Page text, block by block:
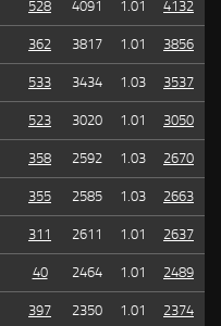
528 4091 1.01 4132
362 3817 1.01 3856
533 3434 1.03 3537
523 3020 1.01 3050
358 2592 1.03 2670
355 2585 1.03 2663
311 2611 1.01 2637
40 2464 1.01 2489
397 2350 1.01 2374